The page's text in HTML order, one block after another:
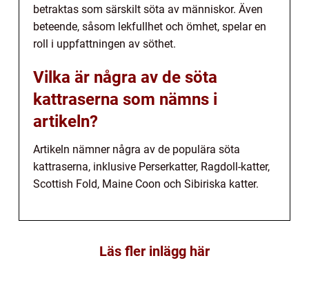
betraktas som särskilt söta av människor. Även
beteende, såsom lekfullhet och ömhet, spelar en
roll i uppfattningen av söthet.
Vilka är några av de söta
kattraserna som nämns i
artikeln?
Artikeln nämner några av de populära söta
kattraserna, inklusive Perserkatter, Ragdoll-katter,
Scottish Fold, Maine Coon och Sibiriska katter.
Läs fler inlägg här